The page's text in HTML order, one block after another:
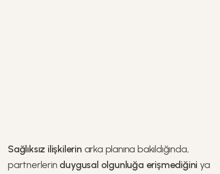
Sağlıksız ilişkilerin arka planına bakıldığında,
partnerlerin duygusal olgunluğa erişmediğini ya